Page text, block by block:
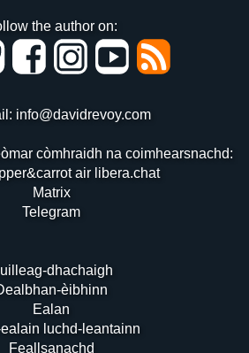
the author on:
info@davidrevoy.com
còmhraidh na coimhearsnachd:
air libera.chat
Matrix
Telegram
dhachaigh
èibhinn
Ealan
luchd-leantainn
Feallsanachd